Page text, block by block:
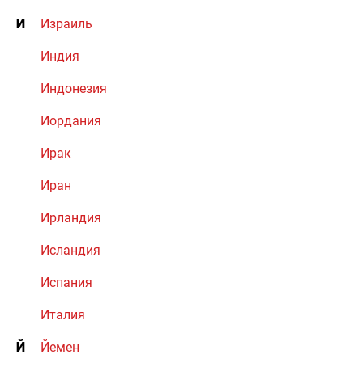
И Израиль
Индия
Индонезия
Иордания
Ирак
Иран
Ирландия
Исландия
Испания
Италия
Й Йемен